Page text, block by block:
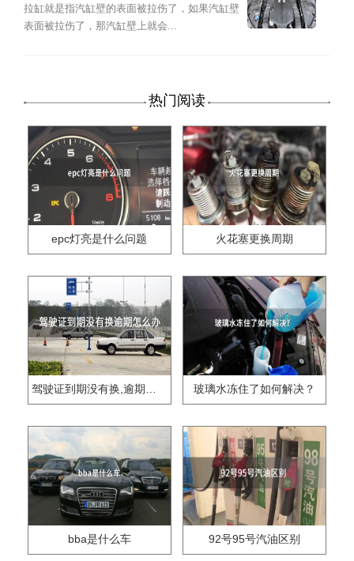
拉缸就是指汽缸壁的表面被拉伤了，如果汽缸壁
表面被拉伤了，那汽缸壁上就会...
热门阅读
epc灯亮是什么问题 火花塞更换周期
驾驶证到期没有换,逾期怎么办?? 玻璃水冻住了如何解决？
bba是什么车 92号95号汽油区别